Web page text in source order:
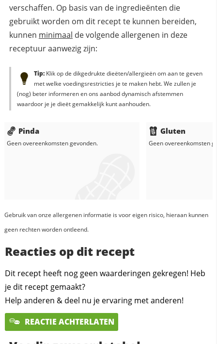
verschaffen. Op basis van de ingredieënten die
gebruikt worden om dit recept te kunnen bereiden,
kunnen minimaal de volgende allergenen in deze
receptuur aanwezig zijn:
Tip:Klik op de dikgedrukte dieëten/allergieën om aan te geven
met welke voedingsrestricties je te maken hebt. We zullen je
(nog) beter informeren en ons aanbod dynamisch afstemmen
waardoor je je dieët gemakkelijk kunt aanhouden.
Pinda
Geen overeenkomsten gevonden.
Gluten
Geen overeenkomsten
Gebruik van onze allergenen informatie is voor eigen risico, hieraan kunnen
geen rechten worden ontleend.
Reacties op dit recept
Dit recept heeft nog geen waarderingen gekregen! Heb
je dit recept gemaakt?
Help anderen & deel nu je ervaring met anderen!
REACTIE ACHTERLATEN